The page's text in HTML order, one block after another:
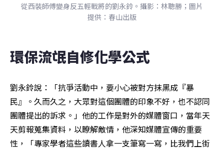
從西裝師傅變身反五輕戰將的劉永鈴。攝影：林聰勝；圖片
提供：春山出版
環保流氓自修化學公式
劉永鈴說：「抗爭活動中，要小心被對方抹黑成『暴
民』。久而久之，大眾對這個團體的印象不好，也不認同
團體提出的訴求。」他的工作是對外的媒體窗口，當年天
天剪報蒐集資料，以瞭解敵情，他深知媒體宣傳的重要
性，「專家學者這些讀書人拿一支筆寫一寫，比我們上街